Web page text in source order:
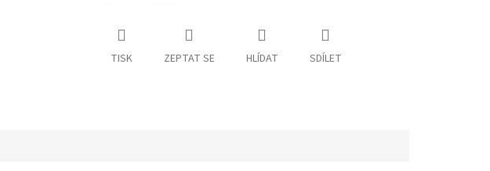
TISK ZEPTAT SE HLÍDAT SDÍLET